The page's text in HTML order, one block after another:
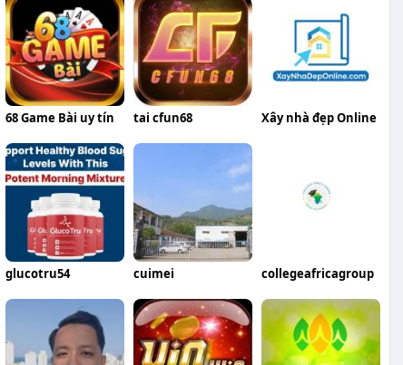
68 Game Bài uy tín tai cfun68 Xây nhà đẹp Online
glucotru54 cuimei collegeafricagroup